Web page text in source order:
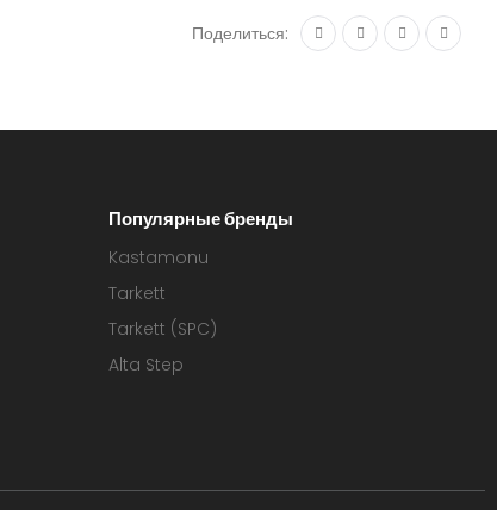
Поделиться:
Популярные бренды
Kastamonu
Tarkett
Tarkett (SPC)
Alta Step